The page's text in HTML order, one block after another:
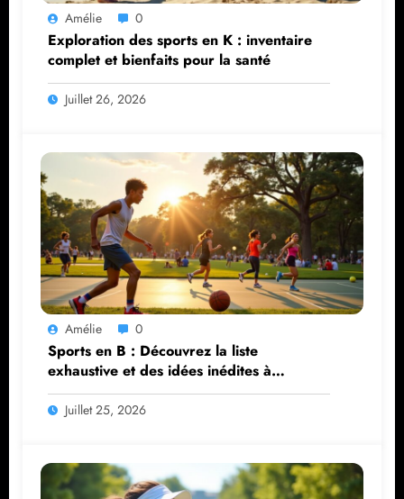
Amélie 0
Exploration des sports en K : inventaire
complet et bienfaits pour la santé
Juillet 26, 2026
Amélie 0
Sports en B : Découvrez la liste
exhaustive et des idées inédites à
explorer
Juillet 25, 2026